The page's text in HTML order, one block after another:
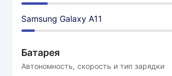
Samsung Galaxy A11
Батарея
Автономность, скорость и тип зарядки